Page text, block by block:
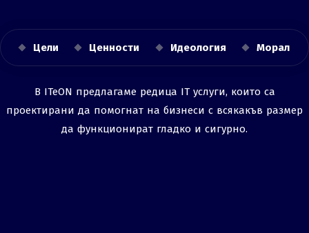
Цели Ценности Идеология Морал
В ITeON предлагаме редица IT услуги, които са
проектирани да помогнат на бизнеси с всякакъв размер
да функционират гладко и сигурно.